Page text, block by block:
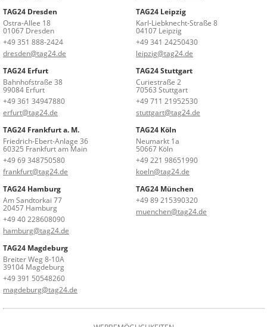
TAG24 Dresden
Ostra-Allee 18
01067 Dresden
+49 351 888-2424
dresden@tag24.de
TAG24 Leipzig
Karl-Liebknecht-Straße 8
04107 Leipzig
+49 341 24250430
leipzig@tag24.de
TAG24 Erfurt
Bahnhofstraße 38
99084 Erfurt
+49 361 34947880
erfurt@tag24.de
TAG24 Stuttgart
Curiestraße 2
70563 Stuttgart
+49 711 21952530
stuttgart@tag24.de
TAG24 Frankfurt a. M.
Friedrich-Ebert-Anlage 36
60325 Frankfurt am Main
+49 69 348750580
frankfurt@tag24.de
TAG24 Köln
Neumarkt 1a
50667 Köln
+49 221 98651990
koeln@tag24.de
TAG24 Hamburg
Am Sandtorkai 77
20457 Hamburg
+49 40 228608090
hamburg@tag24.de
TAG24 München
+49 89 215390320
muenchen@tag24.de
TAG24 Magdeburg
Breiter Weg 8-10A
39104 Magdeburg
+49 391 50548260
magdeburg@tag24.de